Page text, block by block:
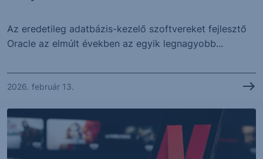
Az eredetileg adatbázis-kezelő szoftvereket fejlesztő
Oracle az elmúlt években az egyik legnagyobb...
2026. február 13.